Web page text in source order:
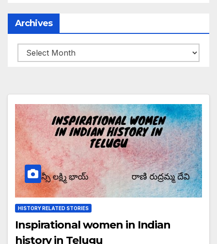
Archives
Archives
HISTORY RELATED STORIES
Inspirational women in Indian
history in Telugu